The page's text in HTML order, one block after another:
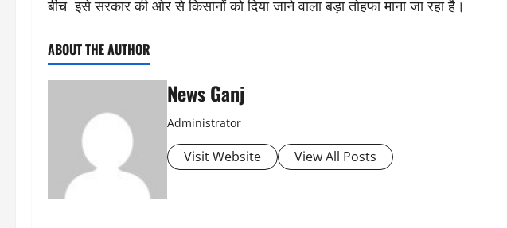
बीच इसे सरकार की ओर से किसानों को दिया जाने वाला बड़ा तोहफा माना जा रहा है।
ABOUT THE AUTHOR
News Ganj
Administrator
Visit Website View All Posts